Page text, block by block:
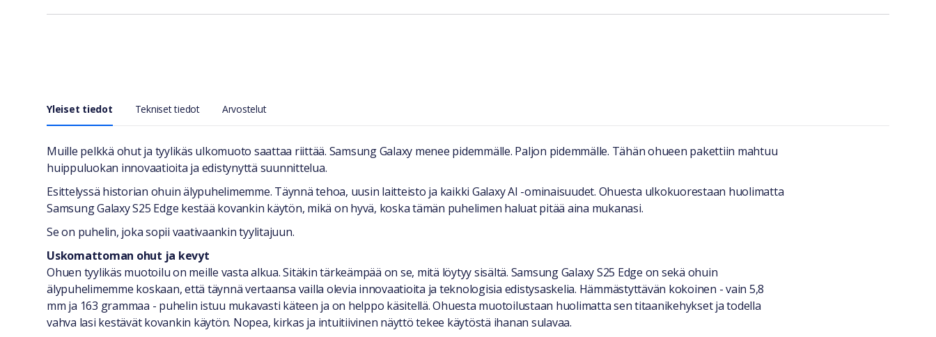
Yleiset tiedot Tekniset tiedot Arvostelut
Yleiset tiedot
Muille pelkkä ohut ja tyylikäs ulkomuoto saattaa riittää. Samsung Galaxy menee pidemmälle. Paljon pidemmälle. Tähän ohueen pakettiin mahtuu
huippuluokan innovaatioita ja edistynyttä suunnittelua.
Esittelyssä historian ohuin älypuhelimemme. Täynnä tehoa, uusin laitteisto ja kaikki Galaxy AI -ominaisuudet. Ohuesta ulkokuorestaan huolimatta
Samsung Galaxy S25 Edge kestää kovankin käytön, mikä on hyvä, koska tämän puhelimen haluat pitää aina mukanasi.
Se on puhelin, joka sopii vaativaankin tyylitajuun.
Uskomattoman ohut ja kevyt
Ohuen tyylikäs muotoilu on meille vasta alkua. Sitäkin tärkeämpää on se, mitä löytyy sisältä. Samsung Galaxy S25 Edge on sekä ohuin
älypuhelimemme koskaan, että täynnä vertaansa vailla olevia innovaatioita ja teknologisia edistysaskelia. Hämmästyttävän kokoinen - vain 5,8
mm ja 163 grammaa - puhelin istuu mukavasti käteen ja on helppo käsitellä. Ohuesta muotoilustaan huolimatta sen titaanikehykset ja todella
vahva lasi kestävät kovankin käytön. Nopea, kirkas ja intuitiivinen näyttö tekee käytöstä ihanan sulavaa.